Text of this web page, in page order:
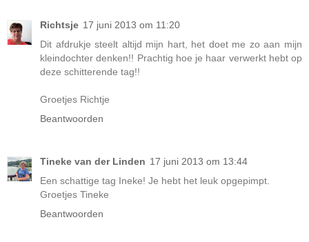
Richtsje 17 juni 2013 om 11:20
Dit afdrukje steelt altijd mijn hart, het doet me zo aan mijn
kleindochter denken!! Prachtig hoe je haar verwerkt hebt op
deze schitterende tag!!
Groetjes Richtje
Beantwoorden
Tineke van der Linden 17 juni 2013 om 13:44
Een schattige tag Ineke! Je hebt het leuk opgepimpt.
Groetjes Tineke
Beantwoorden